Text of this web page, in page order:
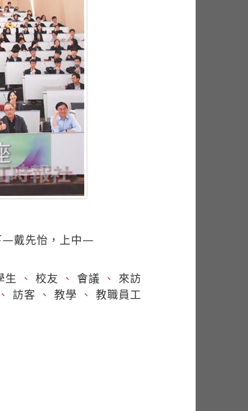
—戴先怡，上中—
生 、 校友 、 會議 、 來訪
、 訪客 、 教學 、 教職員工